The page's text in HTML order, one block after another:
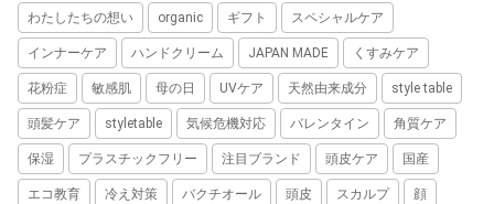
わたしたちの想い organic ギフト スペシャルケア
インナーケア ハンドクリーム JAPAN MADE くすみケア
花粉症 敏感肌 母の日 UVケア 天然由来成分 style table
頭髪ケア styletable 気候危機対応 バレンタイン 角質ケア
保湿 プラスチックフリー 注目ブランド 頭皮ケア 国産
エコ教育 冷え対策 バクチオール 頭皮 スカルプ 顔